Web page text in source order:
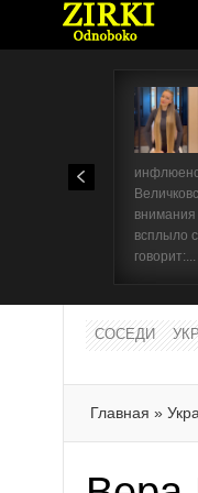
внимания
всплыло
говорит:...
СОСЕДИ
Главная »